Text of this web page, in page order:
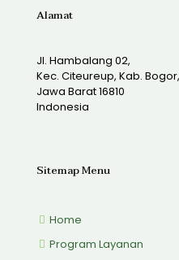
Alamat
Jl. Hambalang 02,
Kec. Citeureup, Kab. Bogor,
Jawa Barat 16810
Indonesia
Sitemap Menu
Home
Program Layanan